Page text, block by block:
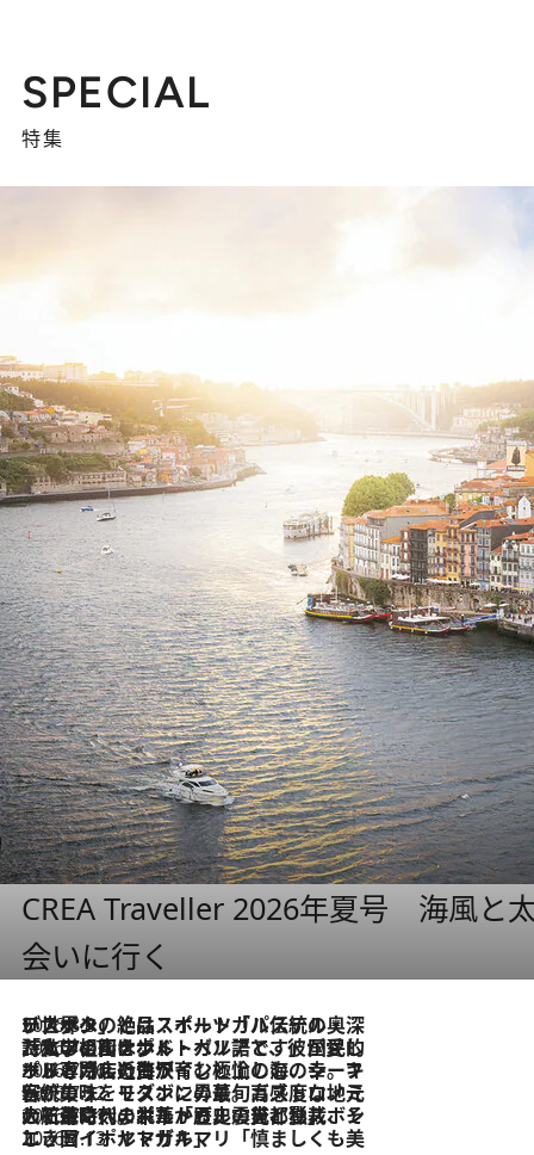
SPECIAL
特集
CREA Traveller 2026年夏号 海風と
会いに行く
2026.8.8
リスボンの絶品スイーツ「パステル・デ・ナタ」とは？ポルトガル伝統の奥深い世界へ
2026.7.27
「私の祖国はポルトガル語です」国民的詩人フェルナンド・ペソアと、彼が愛した文学の街を歩く
2026.7.26
ポルトガル近海が育む極上の海の幸。キリリと冷えた白ワインと愉しむ、シーフード専門店の贅沢
2026.7.22
伝統の味をモダンに昇華。高感度な地元客が集う、リスボンの最旬ガストロノミー
2026.7.21
大航海時代の栄華から、震災、独裁、そして革命へ。ポルトガル・首都リスボンの石畳に刻まれた「歴史の光と影」
2026.7.13
エッセイ・ヤマザキマリ「慎ましくも美しき国 ポルトガル」